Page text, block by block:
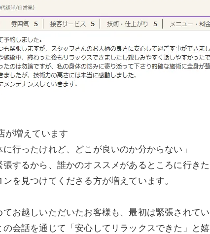
が増えています
に行ったけれど、どこが良いのか分からない」
張するから、誰かのオススメがあるところに行きた
を見つけてくださる方が増えています。
てお越しいただいたお客様も、最初は緊張されて
会話を通じて「安心してリラックスできた」と